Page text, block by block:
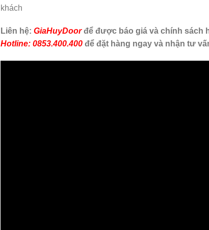
khách
Liên hệ: GiaHuyDoorđể được báo giá và chính sách
Hotline: 0853.400.400để đặt hàng ngay và nhận tư